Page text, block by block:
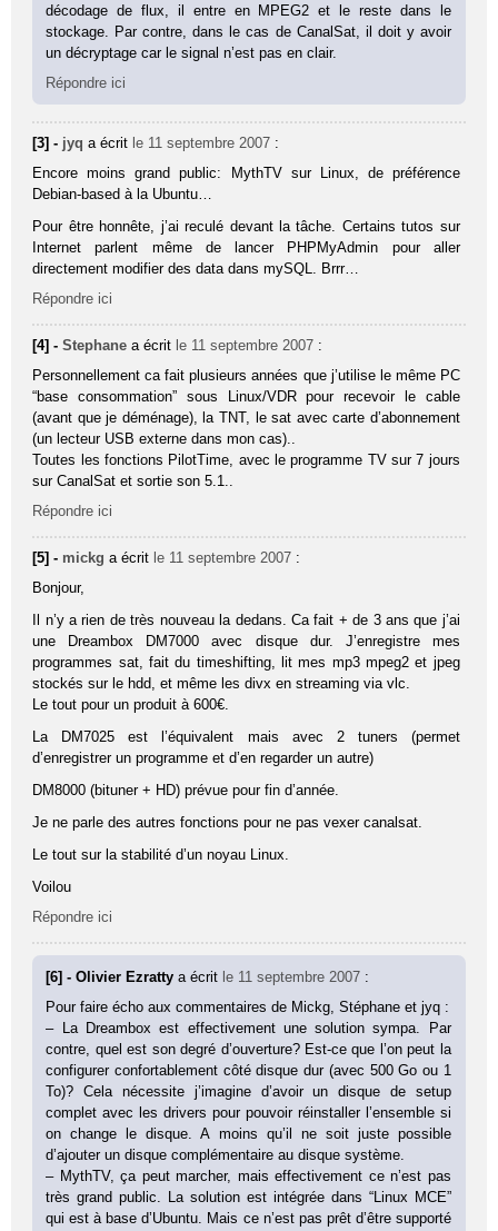
décodage de flux, il entre en MPEG2 et le reste dans le
stockage. Par contre, dans le cas de CanalSat, il doit y avoir
un décryptage car le signal n’est pas en clair.
Répondre ici
[3] - jyq a écrit le 11 septembre 2007 :
Encore moins grand public: MythTV sur Linux, de préférence
Debian-based à la Ubuntu…
Pour être honnête, j’ai reculé devant la tâche. Certains tutos sur
Internet parlent même de lancer PHPMyAdmin pour aller
directement modifier des data dans mySQL. Brrr…
Répondre ici
[4] -Stephane a écrit le 11 septembre 2007 :
Personnellement ca fait plusieurs années que j’utilise le même PC
“base consommation” sous Linux/VDR pour recevoir le cable
(avant que je déménage), la TNT, le sat avec carte d’abonnement
(un lecteur USB externe dans mon cas)..
Toutes les fonctions PilotTime, avec le programme TV sur 7 jours
sur CanalSat et sortie son 5.1..
Répondre ici
[5] - mickg a écrit le 11 septembre 2007 :
Bonjour,
Il n’y a rien de très nouveau la dedans. Ca fait + de 3 ans que j’ai
une Dreambox DM7000 avec disque dur. J’enregistre mes
programmes sat, fait du timeshifting, lit mes mp3 mpeg2 et jpeg
stockés sur le hdd, et même les divx en streaming via vlc.
Le tout pour un produit à 600€.
La DM7025 est l’équivalent mais avec 2 tuners (permet
d’enregistrer un programme et d’en regarder un autre)
DM8000 (bituner + HD) prévue pour fin d’année.
Je ne parle des autres fonctions pour ne pas vexer canalsat.
Le tout sur la stabilité d’un noyau Linux.
Voilou
Répondre ici
[6] - Olivier Ezrattya écrit le 11 septembre 2007 :
Pour faire écho aux commentaires de Mickg, Stéphane et jyq :
– La Dreambox est effectivement une solution sympa. Par
contre, quel est son degré d’ouverture? Est-ce que l’on peut la
configurer confortablement côté disque dur (avec 500 Go ou 1
To)? Cela nécessite j’imagine d’avoir un disque de setup
complet avec les drivers pour pouvoir réinstaller l’ensemble si
on change le disque. A moins qu’il ne soit juste possible
d’ajouter un disque complémentaire au disque système.
– MythTV, ça peut marcher, mais effectivement ce n’est pas
très grand public. La solution est intégrée dans “Linux MCE”
qui est à base d’Ubuntu. Mais ce n’est pas prêt d’être supporté